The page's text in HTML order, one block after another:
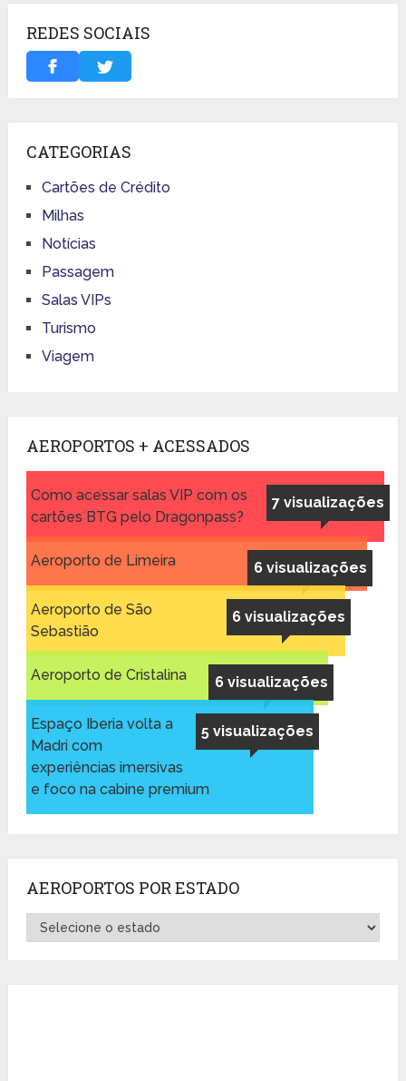
REDES SOCIAIS
CATEGORIAS
Cartões de Crédito
Milhas
Notícias
Passagem
Salas VIPs
Turismo
Viagem
AEROPORTOS + ACESSADOS
7 visualizações
Como acessar salas VIP com os
cartões BTG pelo Dragonpass?
6 visualizações
Aeroporto de Limeira
6 visualizações
Aeroporto de São
Sebastião
6 visualizações
Aeroporto de Cristalina
5 visualizações
Espaço Iberia volta a
Madri com
experiências imersivas
e foco na cabine premium
AEROPORTOS POR ESTADO
Aeroportos
por